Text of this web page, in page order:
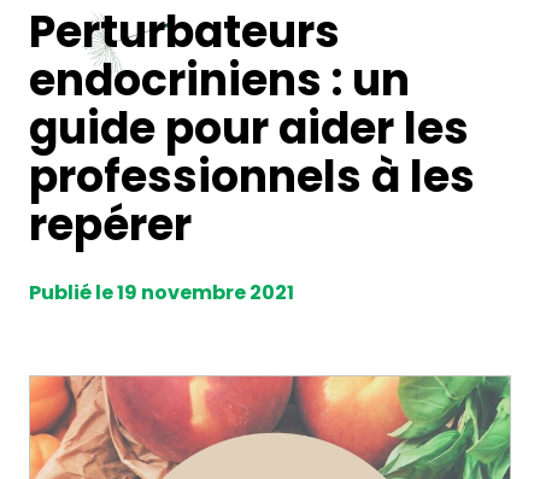
Perturbateurs
endocriniens : un
guide pour aider les
professionnels à les
repérer
Publié le 19 novembre 2021